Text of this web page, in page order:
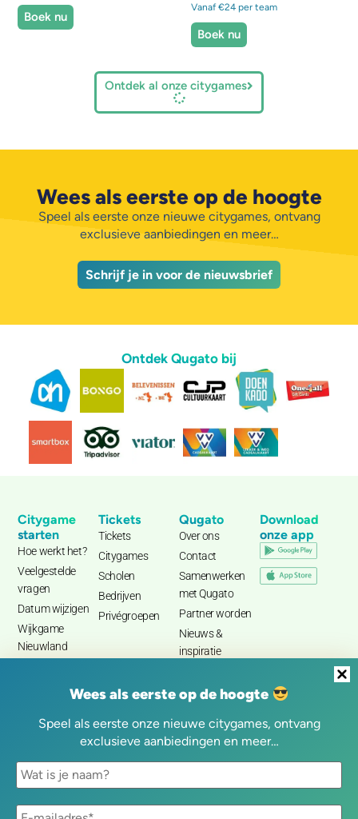
Boek nu
Vanaf €24 per team
Boek nu
Ontdek al onze citygames
Wees als eerste op de hoogte
Speel als eerste onze nieuwe citygames, ontvang
exclusieve aanbiedingen en meer…
Schrijf je in voor de nieuwsbrief
Wees als eerste op de hoogte
Speel als eerste onze nieuwe citygames, ontvang
exclusieve aanbiedingen en meer…
Ontdek Qugato bij
Citygame
starten
Hoe werkt het?
Veelgestelde
vragen
Datum wijzigen
Wijkgame
Nieuwland
Tickets
Tickets
Citygames
Scholen
Bedrijven
Privégroepen
Qugato
Over ons
Contact
Samenwerken
met Qugato
Partner worden
Nieuws &
inspiratie
Download
onze app
Privacyverklaring
Cookiebeleid